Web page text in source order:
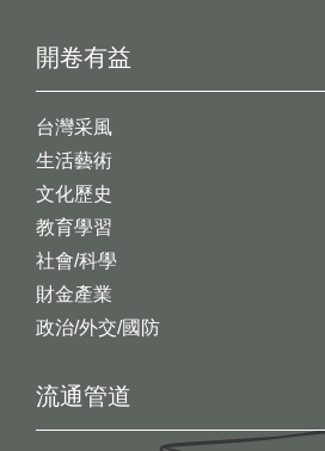
開卷有益
台灣采風
生活藝術
文化歷史
教育學習
社會/科學
財金產業
政治/外交/國防
流通管道